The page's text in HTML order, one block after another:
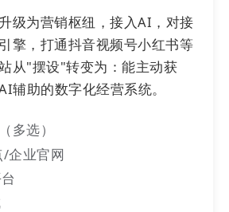
请会出现在对方的待审核友链列
，即可在双方
级为营销枢纽，接入AI，对接
擎，打通抖音视频号小红书等
从"摆设"转变为：能主动获
辅助的数字化经营系统。
多选）
/企业官网